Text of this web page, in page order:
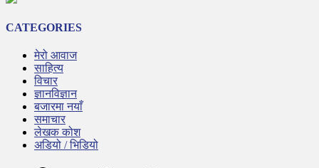
CATEGORIES
मेरो आवाज
साहित्य
विचार
ज्ञानविज्ञान
बजारमा नयाँ
समाचार
लेखक कोश
अडियो / भिडियो